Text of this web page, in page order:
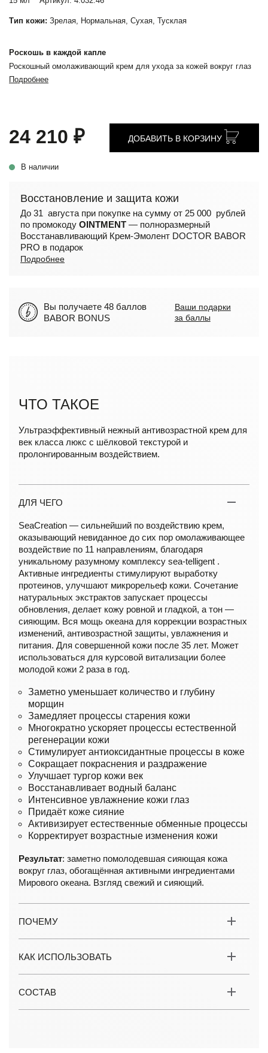
Тип кожи: Зрелая, Нормальная, Сухая, Тусклая
Роскошь в каждой капле
Роскошный омолаживающий крем для ухода за кожей вокруг глаз
Подробнее
24 210 ₽
В наличии
ДОБАВИТЬ В КОРЗИНУ
Восстановление и защита кожи
До 31 августа при покупке на сумму от 25 000 рублей
по промокоду OINTMENT — полноразмерный
Восстанавливающий Крем-Эмолент DOCTOR BABOR
PRO в подарок
Подробнее
Вы получаете 48 баллов
BABOR BONUS
Ваши подарки
за баллы
ЧТО ТАКОЕ
Ультраэффективный нежный антивозрастной крем для
век класса люкс с шёлковой текстурой и
пролонгированным воздействием.
ДЛЯ ЧЕГО
SeaCreation — сильнейший по воздействию крем,
оказывающий невиданное до сих пор омолаживающее
воздействие по 11 направлениям, благодаря
уникальному разумному комплексу sea-telligent .
Активные ингредиенты стимулируют выработку
протеинов, улучшают микрорельеф кожи. Сочетание
натуральных экстрактов запускает процессы
обновления, делает кожу ровной и гладкой, а тон —
сияющим. Вся мощь океана для коррекции возрастных
изменений, антивозрастной защиты, увлажнения и
питания. Для совершенной кожи после 35 лет. Может
использоваться для курсовой витализации более
молодой кожи 2 раза в год.
Заметно уменьшает количество и глубину
морщин
Замедляет процессы старения кожи
Многократно ускоряет процессы естественной
регенерации кожи
Стимулирует антиоксидантные процессы в коже
Сокращает покраснения и раздражение
Улучшает тургор кожи век
Восстанавливает водный баланс
Интенсивное увлажнение кожи глаз
Придаёт коже сияние
Активизирует естественные обменные процессы
Корректирует возрастные изменения кожи
Результат: заметно помолодевшая сияющая кожа
вокруг глаз, обогащённая активными ингредиентами
Мирового океана. Взгляд свежий и сияющий.
ПОЧЕМУ
КАК ИСПОЛЬЗОВАТЬ
СОСТАВ